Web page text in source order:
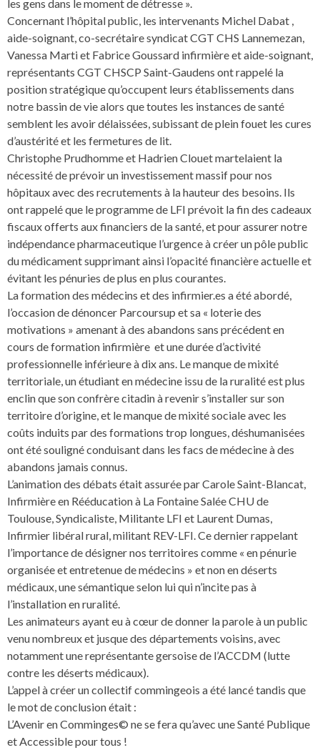
les gens dans le moment de détresse ».
Concernant l’hôpital public, les intervenants Michel Dabat ,
aide-soignant, co-secrétaire syndicat CGT CHS Lannemezan,
Vanessa Marti et Fabrice Goussard infirmière et aide-soignant,
représentants CGT CHSCP Saint-Gaudens ont rappelé la
position stratégique qu’occupent leurs établissements dans
notre bassin de vie alors que toutes les instances de santé
semblent les avoir délaissées, subissant de plein fouet les cures
d’austérité et les fermetures de lit.
Christophe Prudhomme et Hadrien Clouet martelaient la
nécessité de prévoir un investissement massif pour nos
hôpitaux avec des recrutements à la hauteur des besoins. Ils
ont rappelé que le programme de LFI prévoit la fin des cadeaux
fiscaux offerts aux financiers de la santé, et pour assurer notre
indépendance pharmaceutique l’urgence à créer un pôle public
du médicament supprimant ainsi l’opacité financière actuelle et
évitant les pénuries de plus en plus courantes.
La formation des médecins et des infirmier.es a été abordé,
l’occasion de dénoncer Parcoursup et sa « loterie des
motivations » amenant à des abandons sans précédent en
cours de formation infirmière et une durée d’activité
professionnelle inférieure à dix ans. Le manque de mixité
territoriale, un étudiant en médecine issu de la ruralité est plus
enclin que son confrère citadin à revenir s’installer sur son
territoire d’origine, et le manque de mixité sociale avec les
coûts induits par des formations trop longues, déshumanisées
ont été souligné conduisant dans les facs de médecine à des
abandons jamais connus.
L’animation des débats était assurée par Carole Saint-Blancat,
Infirmière en Rééducation à La Fontaine Salée CHU de
Toulouse, Syndicaliste, Militante LFI et Laurent Dumas,
Infirmier libéral rural, militant REV-LFI. Ce dernier rappelant
l’importance de désigner nos territoires comme « en pénurie
organisée et entretenue de médecins » et non en déserts
médicaux, une sémantique selon lui qui n’incite pas à
l’installation en ruralité.
Les animateurs ayant eu à cœur de donner la parole à un public
venu nombreux et jusque des départements voisins, avec
notamment une représentante gersoise de l’ACCDM (lutte
contre les déserts médicaux).
L’appel à créer un collectif commingeois a été lancé tandis que
le mot de conclusion était :
L’Avenir en Comminges© ne se fera qu’avec une Santé Publique
et Accessible pour tous !